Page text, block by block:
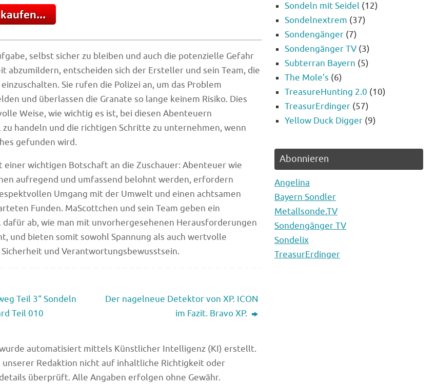
selbst sicher zu bleiben und auch die potenzielle Gefahr
abzumildern, entscheiden sich der Ersteller und sein Team, die
Sie rufen die Polizei an, um das Problem
und überlassen die Granate so lange keinem Risiko. Dies
Weise, wie wichtig es ist, bei diesen Abenteuern
handeln und die richtigen Schritte zu unternehmen, wenn
gefunden wird.
einer wichtigen Botschaft an die Zuschauer: Abenteuer wie
aufregend und umfassend belohnt werden, erfordern
Umgang mit der Umwelt und einen achtsamen
Funden. MaScottchen und sein Team geben ein
dafür ab, wie man mit unvorhergesehenen Herausforderungen
und bieten somit sowohl Spannung als auch wertvolle
und Verantwortungsbewusstsein.
Teil 3“ Sondeln
Teil 010
Der nagelneue Detektor von XP. ICON
im Fazit. Bravo XP.
automatisiert mittels Künstlicher Intelligenz (KI) erstellt.
unserer Redaktion nicht auf inhaltliche Richtigkeit oder
überprüft. Alle Angaben erfolgen ohne Gewähr.
Sondeln mit Seidel (12)
Sondelnextrem (37)
Sondengänger (7)
Sondengänger TV (3)
Subterran Bayern (5)
The Mole’s (6)
TreasureHunting 2.0 (10)
TreasurErdinger (57)
Yellow Duck Digger (9)
Abonnieren
Angelina
Bayern Sondler
Metallsonde.TV
Sondengänger TV
Sondelix
TreasurErdinger